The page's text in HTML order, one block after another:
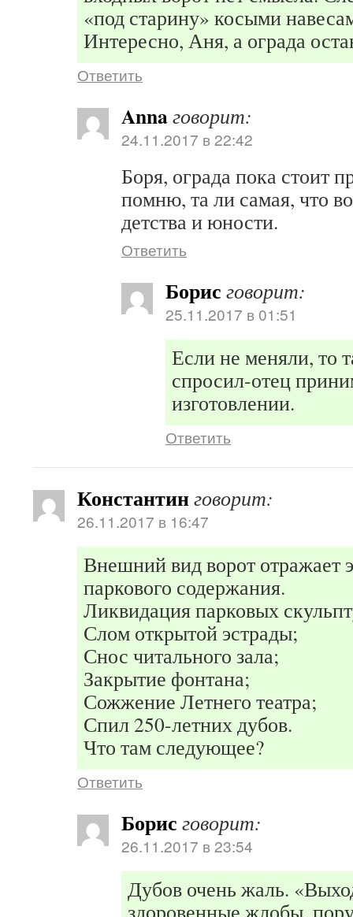
«под старину» косыми
Интересно, Аня, а ограда
Ответить
Annaговорит:
24.11.2017 в 22:42
Боря, ограда пока стоит
помню, та ли самая, что
детства и юности.
Ответить
Борис говорит:
25.11.2017 в 01:51
Если не меняли, то
спросил-отец
изготовлении.
Ответить
Константинговорит:
26.11.2017 в 16:47
Внешний вид ворот отражает
паркового содержания.
Ликвидация парковых
Слом открытой эстрады;
Снос читального зала;
Закрытие фонтана;
Сожжение Летнего театра;
Спил 250-летних дубов.
Что там следующее?
Ответить
Борис говорит:
26.11.2017 в 23:54
Дубов очень жаль.
здоровенные жлобы,